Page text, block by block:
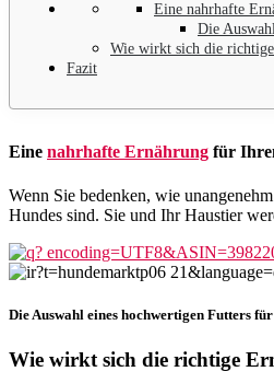
Eine nahrhafte
Die
Wie wirkt sich die richtige
Fazit
Eine nahrhafte Ernährung für
Wenn Sie bedenken, wie
Hundes sind. Sie und Ihr Haustier
Die Auswahl eines hochwertigen Futters
Wie wirkt sich die richtige